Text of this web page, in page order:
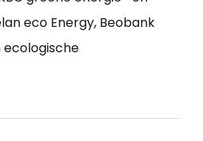
eco Energy, Beobank